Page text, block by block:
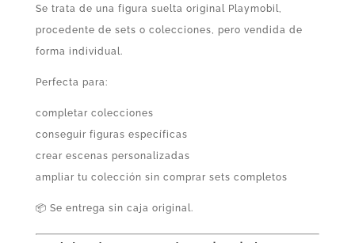
Se trata de una figura suelta original Playmobil,
procedente de sets o colecciones, pero vendida de
forma individual.
Perfecta para:
completar colecciones
conseguir figuras específicas
crear escenas personalizadas
ampliar tu colección sin comprar sets completos
📦 Se entrega sin caja original.